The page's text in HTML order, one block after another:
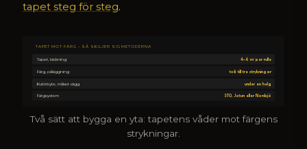
tapet steg för steg.
TAPET MOT FÄRG – SÅ SKILJER SIG METODERNA
Tapet, täckning 4–6 m² per rulle
Färg, påläggning två till tre strykningar
Kulörbyte, målad vägg under en helg
Färgsystem STO, Jotun eller Nordsjö
Två sätt att bygga en yta: tapetens våder mot färgens
strykningar.